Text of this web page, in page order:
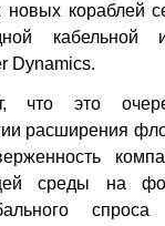
новых кораблей
кабельной
Dynamics.
что это
расширения
среды на